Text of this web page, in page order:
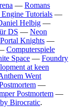
— Romans
Tutorials —
Helbig —
DS — Neon
Portal Knights —
Computerspiele
Space — Foundry
at keen
Went
—
Postmortem —
Birocratic.